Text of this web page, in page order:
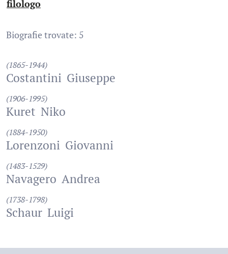
filologo
Biografie trovate: 5
(1865-1944)
Costantini Giuseppe
(1906-1995)
Kuret Niko
(1884-1950)
Lorenzoni Giovanni
(1483-1529)
Navagero Andrea
(1738-1798)
Schaur Luigi